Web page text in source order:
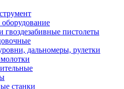
гвоздезабивные пистолеты
дальномеры, рулетки
станки